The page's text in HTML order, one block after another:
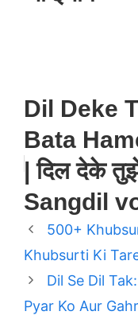
Dil Deke
Bata
| दिल देके
Sangdil
500+
Khubsurti Ki
Dil Se Dil
Pyar Ko Aur